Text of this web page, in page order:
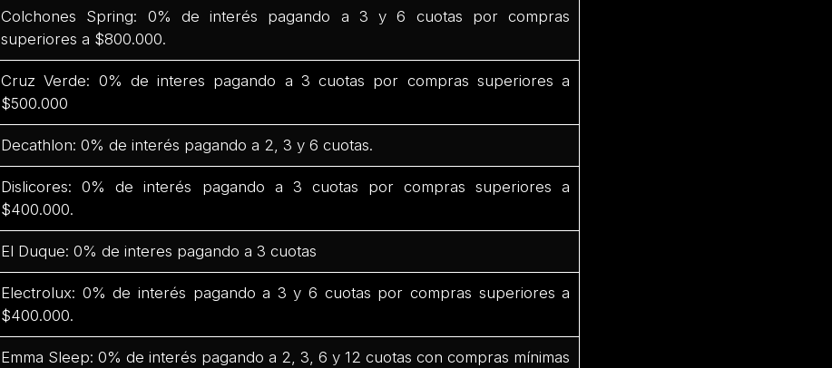
Colchones Spring: 0% de interés pagando a 3 y 6 cuotas por compras
superiores a $800.000.
Cruz Verde: 0% de interes pagando a 3 cuotas por compras superiores a
$500.000
Decathlon: 0% de interés pagando a 2, 3 y 6 cuotas.
Dislicores: 0% de interés pagando a 3 cuotas por compras superiores a
$400.000.
El Duque: 0% de interes pagando a 3 cuotas
Electrolux: 0% de interés pagando a 3 y 6 cuotas por compras superiores a
$400.000.
Emma Sleep: 0% de interés pagando a 2, 3, 6 y 12 cuotas con compras mínimas